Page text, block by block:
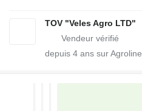
TOV "Veles Agro LTD"
depuis 4 ans sur Agroline